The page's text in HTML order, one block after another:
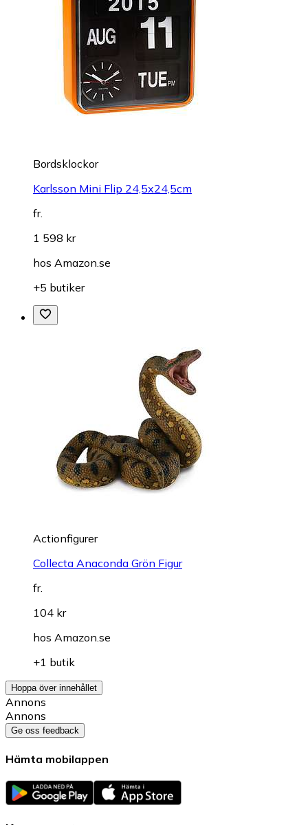
Bordsklockor
Karlsson Mini Flip 24,5x24,5cm
fr.
1 598 kr
hos Amazon.se
+5 butiker
Actionfigurer
Collecta Anaconda Grön Figur
fr.
104 kr
hos Amazon.se
+1 butik
Hoppa över innehållet
Annons
Annons
Ge oss feedback
Hämta mobilappen